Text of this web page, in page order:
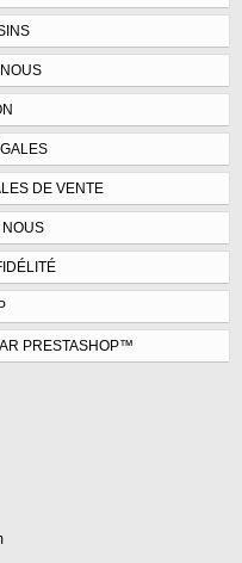
DE VENTE
PRESTASHOP™